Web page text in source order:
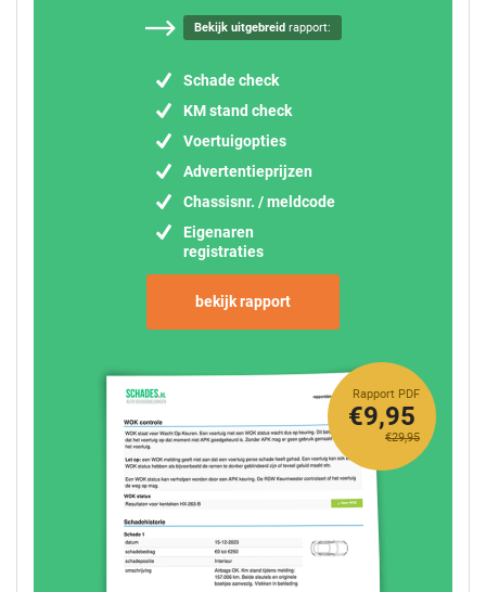
Bekijk uitgebreid rapport:
Schade check
KM stand check
Voertuigopties
Advertentieprijzen
Chassisnr. / meldcode
Eigenaren
registraties
bekijk rapport
Rapport PDF
€29,95
€9,95